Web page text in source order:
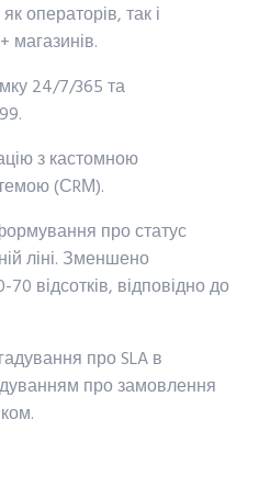
операторів, так і
магазинів.
24/7/365 та
з кастомною
(СRМ).
про статус
ліні. Зменшено
відсотків, відповідно до
про SLA в
про замовлення